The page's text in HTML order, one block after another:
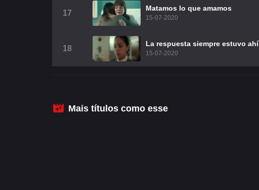
17
Matamos lo que amamos
15-07-2020
18
La respuesta siempre estuvo ahí
15-07-2020
Mais títulos como esse